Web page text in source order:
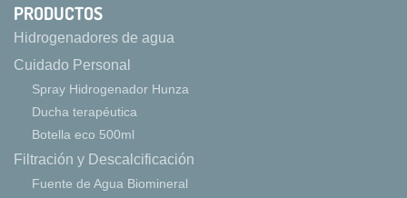
PRODUCTOS
Hidrogenadores de agua
Cuidado Personal
Spray Hidrogenador Hunza
Ducha terapéutica
Botella eco 500ml
Filtración y Descalcificación
Fuente de Agua Biomineral